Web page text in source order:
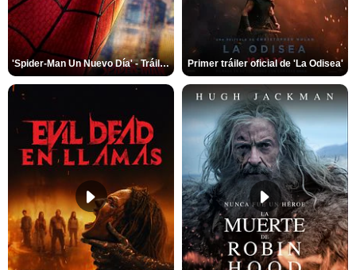
'Spider-Man Un Nuevo Día' - Tráiler oficial subtitulado Primer tráiler oficial de 'La Odisea'